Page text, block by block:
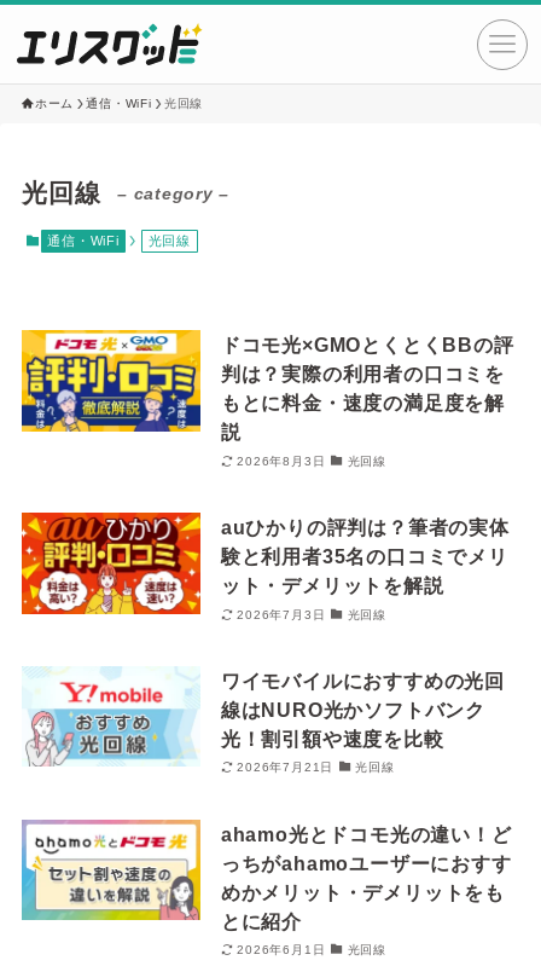
ホーム 通信・WiFi 光回線
光回線 – category –
通信・WiFi 光回線
ドコモ光×GMOとくとくBBの評
判は？実際の利用者の口コミを
もとに料金・速度の満足度を解
説
2026年8月3日 光回線
auひかりの評判は？筆者の実体
験と利用者35名の口コミでメリ
ット・デメリットを解説
2026年7月3日 光回線
ワイモバイルにおすすめの光回
線はNURO光かソフトバンク
光！割引額や速度を比較
2026年7月21日 光回線
ahamo光とドコモ光の違い！ど
っちがahamoユーザーにおすす
めかメリット・デメリットをも
とに紹介
2026年6月1日 光回線